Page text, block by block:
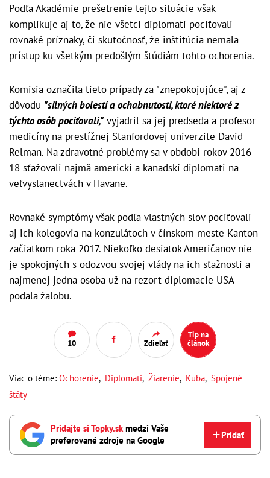
Podľa Akadémie prešetrenie tejto situácie však
komplikuje aj to, že nie všetci diplomati pociťovali
rovnaké príznaky, či skutočnosť, že inštitúcia nemala
prístup ku všetkým predošlým štúdiám tohto ochorenia.
Komisia označila tieto prípady za "znepokojujúce", aj z
dôvodu "silných bolestí a ochabnutosti, ktoré niektoré z
týchto osôb pociťovali," vyjadril sa jej predseda a profesor
medicíny na prestížnej Stanfordovej univerzite David
Relman. Na zdravotné problémy sa v období rokov 2016-
18 sťažovali najmä americkí a kanadskí diplomati na
veľvyslanectvách v Havane.
Rovnaké symptómy však podľa vlastných slov pociťovali
aj ich kolegovia na konzulátoch v čínskom meste Kanton
začiatkom roka 2017. Niekoľko desiatok Američanov nie
je spokojných s odozvou svojej vlády na ich sťažnosti a
najmenej jedna osoba už na rezort diplomacie USA
podala žalobu.
10 Zdieľať
Tip na
článok
Viac o téme: Ochorenie, Diplomati, Žiarenie, Kuba, Spojené
štáty
Pridajte si Topky.skmedzi Vaše
preferované zdroje na Google
Pridať